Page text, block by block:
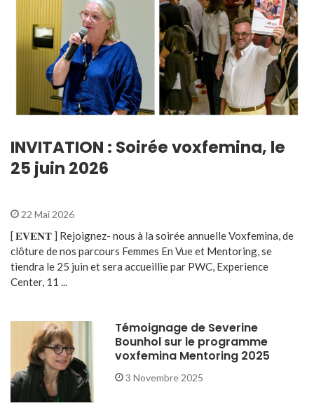
INVITATION : Soirée voxfemina, le
25 juin 2026
22 Mai 2026
[ 𝐄𝐕𝐄𝐍𝐓 ] Rejoignez- nous à la soirée annuelle Voxfemina, de
clôture de nos parcours Femmes En Vue et Mentoring, se
tiendra le 25 juin et sera accueillie par PWC, Experience
Center, 11 ...
Témoignage de Severine
Bounhol sur le programme
voxfemina Mentoring 2025
3 Novembre 2025